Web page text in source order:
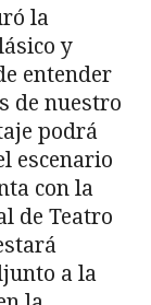
la
y
entender
de nuestro
podrá
escenario
con la
de Teatro
a la